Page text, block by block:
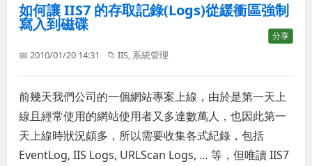
如何讓 IIS7 的存取記錄(Logs)從緩衝區強制
寫入到磁碟
分享
📅 2010/01/20 14:31 📁IIS, 系統管理
前幾天我們公司的一個網站專案上線，由於是第一天上
線且經常使用的網站使用者又多達數萬人，也因此第一
天上線時狀況頗多，所以需要收集各式紀錄，包括
EventLog, IIS Logs, URLScan Logs, … 等，但唯讀 IIS7